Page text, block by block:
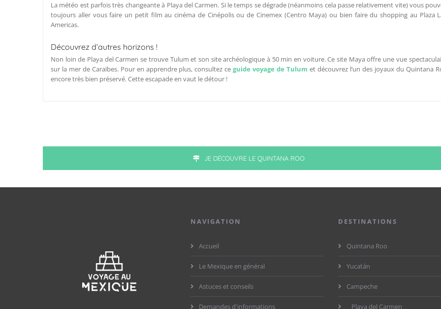
La météo est parfois très changeante à Playa del Carmen. Si le temps se dégrade (néanmoins cela passe relativement vite) vous
toujours aller vous faire un petit film au cinéma de Cinépolis ou de Cinemex (Centro Maya) ou bien faire du shopping au Plaza
Americas.
Découvrez d’autres horizons !
Non loin de Playa del Carmen se trouve Tulum et son site archéologique à 50 min en voiture. Ce site Maya offre une vue
sur la mer de Caraïbes. Pour en apprendre plus, consultez ceguide voyage de Tulum et découvrez l’un des joyaux du Quintana
encore très bien préservé. Cette escapade en vaut le détour !
JE DÉCOUVRE LE QUINTANA ROO
NAVIGATION
Accueil
Le Mexique en général
Astuces et conseils
Demandes d'informations
DESTINATIONS
Quintana Roo
Yucatán
Campeche
Playa del Carmen